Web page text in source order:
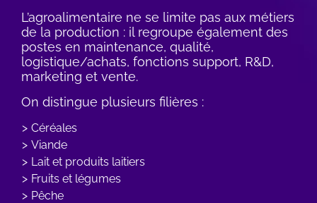
L’agroalimentaire ne se limite pas aux métiers
de la production : il regroupe également des
postes en maintenance, qualité,
logistique/achats, fonctions support, R&D,
marketing et vente.
On distingue plusieurs filières :
Céréales
Viande
Lait et produits laitiers
Fruits et légumes
Pêche